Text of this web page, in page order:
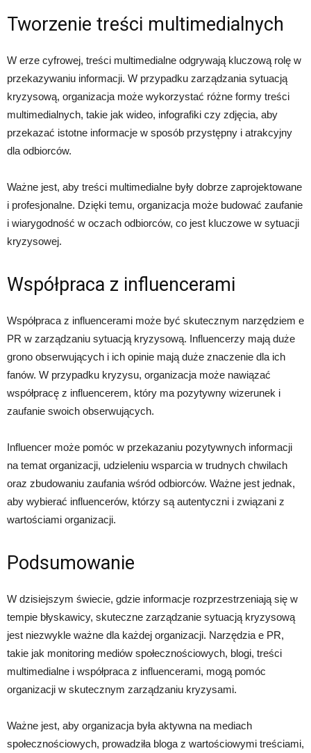
Tworzenie treści multimedialnych
W erze cyfrowej, treści multimedialne odgrywają kluczową rolę w
przekazywaniu informacji. W przypadku zarządzania sytuacją
kryzysową, organizacja może wykorzystać różne formy treści
multimedialnych, takie jak wideo, infografiki czy zdjęcia, aby
przekazać istotne informacje w sposób przystępny i atrakcyjny
dla odbiorców.
Ważne jest, aby treści multimedialne były dobrze zaprojektowane
i profesjonalne. Dzięki temu, organizacja może budować zaufanie
i wiarygodność w oczach odbiorców, co jest kluczowe w sytuacji
kryzysowej.
Współpraca z influencerami
Współpraca z influencerami może być skutecznym narzędziem e
PR w zarządzaniu sytuacją kryzysową. Influencerzy mają duże
grono obserwujących i ich opinie mają duże znaczenie dla ich
fanów. W przypadku kryzysu, organizacja może nawiązać
współpracę z influencerem, który ma pozytywny wizerunek i
zaufanie swoich obserwujących.
Influencer może pomóc w przekazaniu pozytywnych informacji
na temat organizacji, udzieleniu wsparcia w trudnych chwilach
oraz zbudowaniu zaufania wśród odbiorców. Ważne jest jednak,
aby wybierać influencerów, którzy są autentyczni i związani z
wartościami organizacji.
Podsumowanie
W dzisiejszym świecie, gdzie informacje rozprzestrzeniają się w
tempie błyskawicy, skuteczne zarządzanie sytuacją kryzysową
jest niezwykle ważne dla każdej organizacji. Narzędzia e PR,
takie jak monitoring mediów społecznościowych, blogi, treści
multimedialne i współpraca z influencerami, mogą pomóc
organizacji w skutecznym zarządzaniu kryzysami.
Ważne jest, aby organizacja była aktywna na mediach
społecznościowych, prowadziła bloga z wartościowymi treściami,